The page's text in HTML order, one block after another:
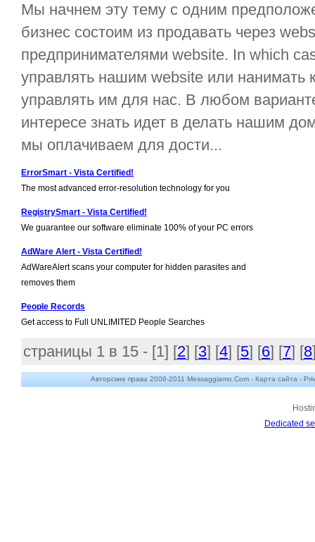
Мы начнем эту тему с одним
бизнес состоим из продавать через
предпринимателями website. In which
управлять нашим website или нанимать
управлять им для нас. В любом
интересе знать идет в делать нашим
мы оплачиваем для дости...
ErrorSmart - Vista Certified!
The most advanced error-resolution technology for you
RegistrySmart - Vista Certified!
We guarantee our software eliminate 100% of your PC errors
AdWare Alert - Vista Certified!
AdWareAlert scans your computer for hidden parasites and
removes them
People Records
Get access to Full UNLIMITED People Searches
страницы 1 в 15 - [1] [2] [3] [4] [5] [6] [7] [8
Авторские права 2006-2011 Messaggiamo.Com - Карта сайта -
Dedicated